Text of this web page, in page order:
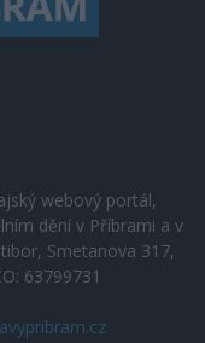
webový portál,
dění v Příbrami a v
Smetanova 317,
63799731